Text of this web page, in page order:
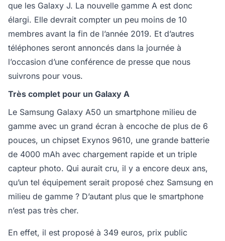
que les Galaxy J. La nouvelle gamme A est donc
élargi. Elle devrait compter un peu moins de 10
membres avant la fin de l’année 2019. Et d’autres
téléphones seront annoncés dans la journée à
l’occasion d’une conférence de presse que nous
suivrons pour vous.
Très complet pour un Galaxy A
Le Samsung Galaxy A50 un smartphone milieu de
gamme avec un grand écran à encoche de plus de 6
pouces, un chipset Exynos 9610, une grande batterie
de 4000 mAh avec chargement rapide et un triple
capteur photo. Qui aurait cru, il y a encore deux ans,
qu’un tel équipement serait proposé chez Samsung en
milieu de gamme ? D’autant plus que le smartphone
n’est pas très cher.
En effet, il est proposé à 349 euros, prix public